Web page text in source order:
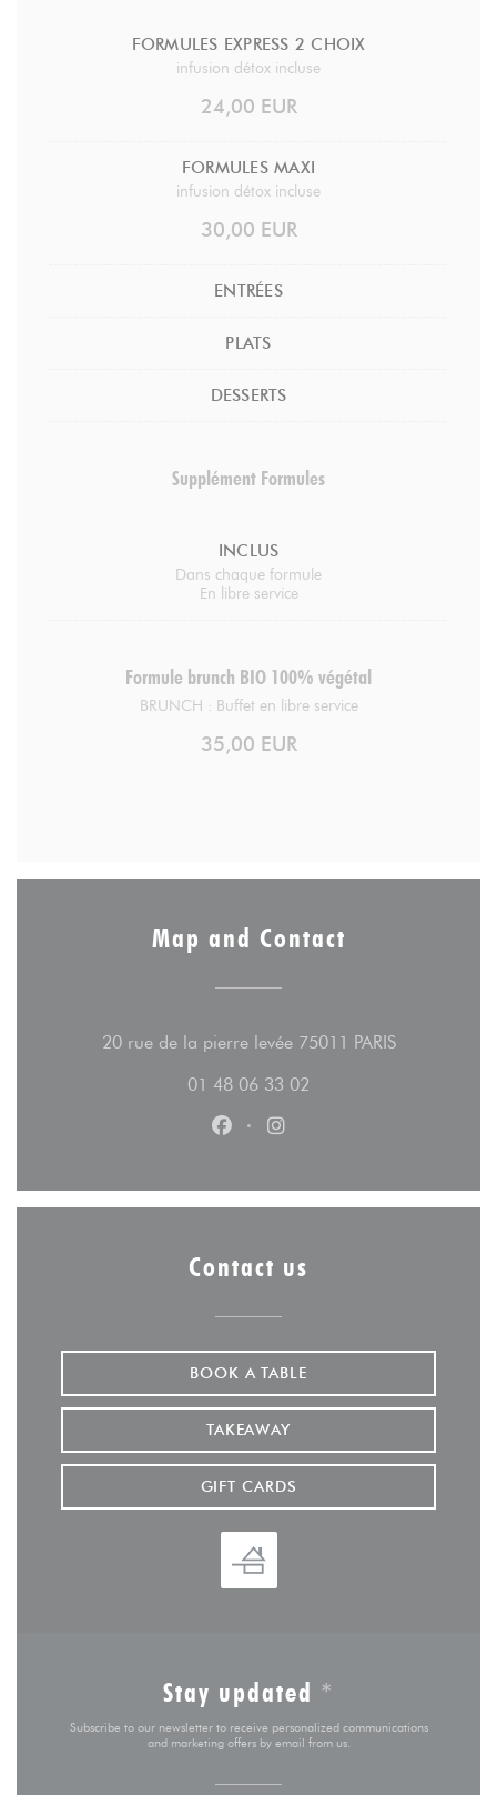
FORMULES EXPRESS 2 CHOIX
infusion détox incluse
24,00 EUR
FORMULES MAXI
infusion détox incluse
30,00 EUR
ENTRÉES
PLATS
DESSERTS
Supplément Formules
INCLUS
Dans chaque formule
En libre service
Formule brunch BIO 100% végétal
BRUNCH : Buffet en libre service
35,00 EUR
Map and Contact
20 rue de la pierre levée 75011 PARIS((opens in a
01 48 06 33 02
Facebook ((opens in a new
Instagram ((opens in a
Contact us
BOOK A TABLE
TAKEAWAY
GIFT CARDS
Stay updated *
Subscribe to our newsletter to receive personalized communications
and marketing offers by email from us.